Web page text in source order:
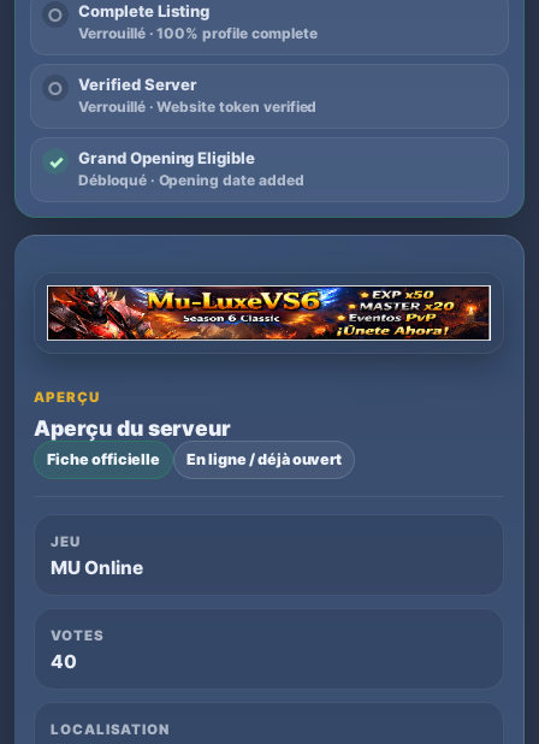
○ Complete Listing
Verrouillé · 100% profile complete
○ Verified Server
Verrouillé · Website token verified
✓ Grand Opening Eligible
Débloqué · Opening date added
APERÇU
Aperçu du serveur
Fiche officielle En ligne / déjà ouvert
JEU
MU Online
VOTES
40
LOCALISATION